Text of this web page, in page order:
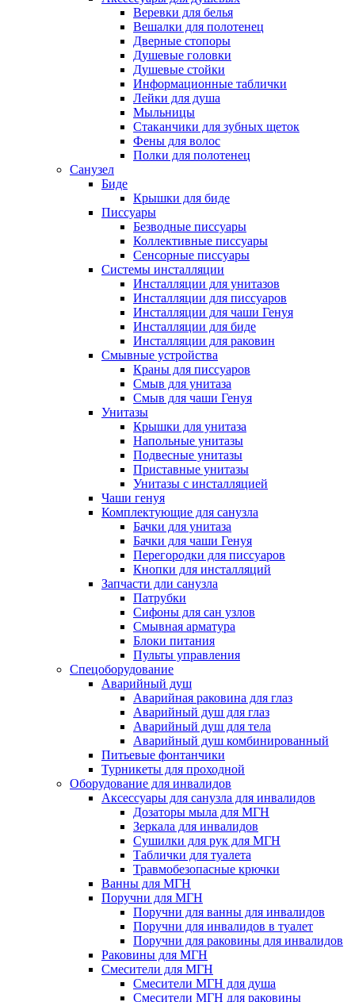
Веревки для белья
Вешалки для полотенец
Дверные стопоры
Душевые головки
Душевые стойки
Информационные таблички
Лейки для душа
Мыльницы
Стаканчики для зубных щеток
Фены для волос
Полки для полотенец
Санузел
Биде
Крышки для биде
Писсуары
Безводные писсуары
Коллективные писсуары
Сенсорные писсуары
Системы инсталляции
Инсталляции для унитазов
Инсталляции для писсуаров
Инсталляции для чаши Генуя
Инсталляции для биде
Инсталляции для раковин
Смывные устройства
Краны для писсуаров
Смыв для унитаза
Смыв для чаши Генуя
Унитазы
Крышки для унитаза
Напольные унитазы
Подвесные унитазы
Приставные унитазы
Унитазы с инсталляцией
Чаши генуя
Комплектующие для санузла
Бачки для унитаза
Бачки для чаши Генуя
Перегородки для писсуаров
Кнопки для инсталляций
Запчасти дли санузла
Патрубки
Сифоны для сан узлов
Смывная арматура
Блоки питания
Пульты управления
Спецоборудование
Аварийный душ
Аварийная раковина для глаз
Аварийный душ для глаз
Аварийный душ для тела
Аварийный душ комбинированный
Питьевые фонтанчики
Турникеты для проходной
Оборудование для инвалидов
Аксессуары для санузла для инвалидов
Дозаторы мыла для МГН
Зеркала для инвалидов
Сушилки для рук для МГН
Таблички для туалета
Травмобезопасные крючки
Ванны для МГН
Поручни для МГН
Поручни для ванны для инвалидов
Поручни для инвалидов в туалет
Поручни для раковины для инвалидов
Раковины для МГН
Смесители для МГН
Смесители МГН для душа
Смесители МГН для раковины